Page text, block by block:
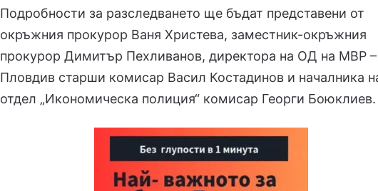
Подробности за разследването ще бъдат представени от
окръжния прокурор Ваня Христева, заместник-окръжния
прокурор Димитър Пехливанов, директора на ОД на МВР –
Пловдив старши комисар Васил Костадинов и началника
отдел „Икономическа полиция“ комисар Георги Боюклиев.